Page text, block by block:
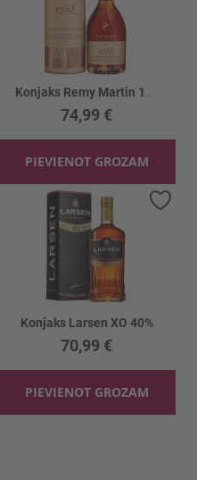
74,99 €
PIEVIENOT GROZAM
Pievienot vēlmju sarakstam
Konjaks Larsen XO 40%
70,99 €
PIEVIENOT GROZAM